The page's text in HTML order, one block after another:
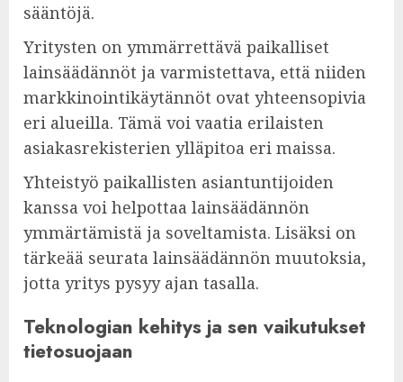
sääntöjä.
Yritysten on ymmärrettävä paikalliset
lainsäädännöt ja varmistettava, että niiden
markkinointikäytännöt ovat yhteensopivia
eri alueilla. Tämä voi vaatia erilaisten
asiakasrekisterien ylläpitoa eri maissa.
Yhteistyö paikallisten asiantuntijoiden
kanssa voi helpottaa lainsäädännön
ymmärtämistä ja soveltamista. Lisäksi on
tärkeää seurata lainsäädännön muutoksia,
jotta yritys pysyy ajan tasalla.
Teknologian kehitys ja sen vaikutukset
tietosuojaan